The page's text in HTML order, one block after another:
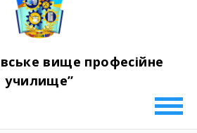
вище професійне
училище”